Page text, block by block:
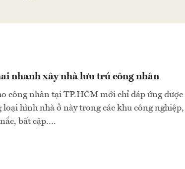
nhanh xây nhà lưu trú công nhân
công nhân tại TP.HCM mới chỉ đáp ứng được
loại hình nhà ở này trong các khu công nghiệp,
bất cập….